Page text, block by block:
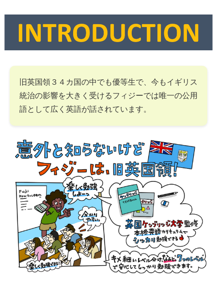
旧英国領３４カ国の中でも優等生で、今もイギリス
統治の影響を大きく受けるフィジーでは唯一の公用
語として広く英語が話されています。